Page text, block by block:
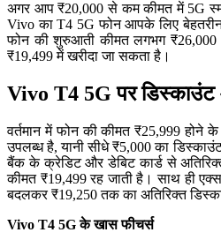
अगर आप ₹20,000 से कम कीमत में 5G
Vivo का T4 5G फोन आपके लिए
फोन की शुरुआती कीमत लगभग ₹26,000
₹19,499 में खरीदा जा सकता है।
Vivo T4 5G पर
वर्तमान में फोन की कीमत ₹25,999 होने
उपलब्ध है, यानी सीधे ₹5,000 का
बैंक के क्रेडिट और डेबिट कार्ड से
कीमत ₹19,499 रह जाती है। साथ ही
बदलकर ₹19,250 तक का अतिरिक्त
Vivo T4 5G के खास फीचर्स